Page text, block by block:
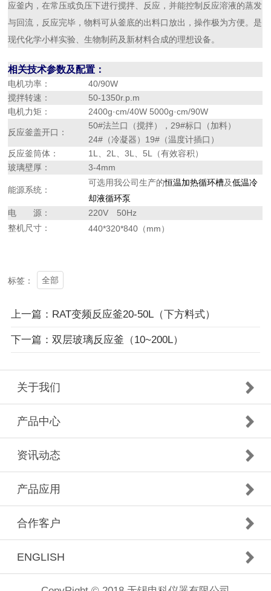
应釜内，在常压或负压下进行搅拌、反应，并能控制反应溶液的蒸发
与回流，反应完毕，物料可从釜底的出料口放出，操作极为方便。是
现代化学小样实验、生物制药及新材料合成的理想设备。
相关技术参数及配置：
电机功率： 40/90W
搅拌转速 ： 50-1350r.p.m
电机力矩：
2400g·cm/40W 5000g·cm/90W
反应釜盖开口：
50#法兰口（搅拌），29#标口
（加料）
24#（冷凝器）19#（温度计插口）
反应釜筒体：
1L、2L、3L、5L（有效容积）
玻璃壁厚：
3-4mm
能源系统：
可选用我公司生产的恒温加热循环槽及低温冷
却液循环泵
电 源：
220V 50Hz
整机尺寸：
440*320*840（mm）
标签： 全部
上一篇：RAT变频反应釜20-50L（下方料式）
下一篇：双层玻璃反应釜（10~200L）
关于我们
产品中心
资讯动态
产品应用
合作客户
ENGLISH